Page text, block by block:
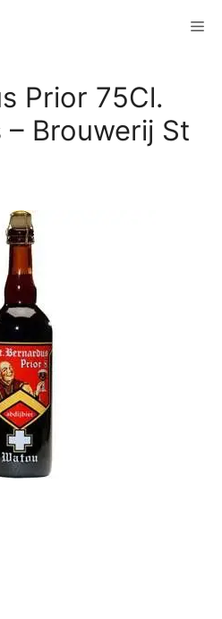
Prior 75Cl.
– Brouwerij St